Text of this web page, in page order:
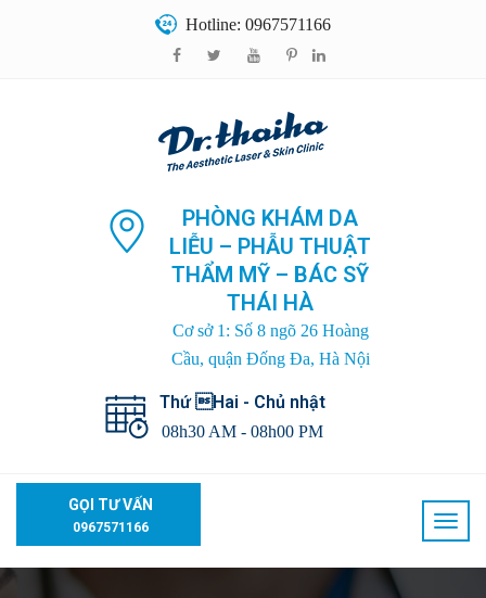
Hotline: 0967571166
PHÒNG KHÁM DA
LIỄU – PHẪU THUẬT
THẨM MỸ – BÁC SỸ
THÁI HÀ
Cơ sở 1: Số 8 ngõ 26 Hoàng
Cầu, quận Đống Đa, Hà Nội
Thứ Hai - Chủ nhật
08h30 AM - 08h00 PM
GỌI TƯ VẤN
0967571166